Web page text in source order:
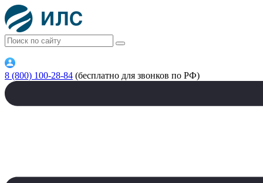
8 (800) 100-28-84 (бесплатно для звонков по РФ)